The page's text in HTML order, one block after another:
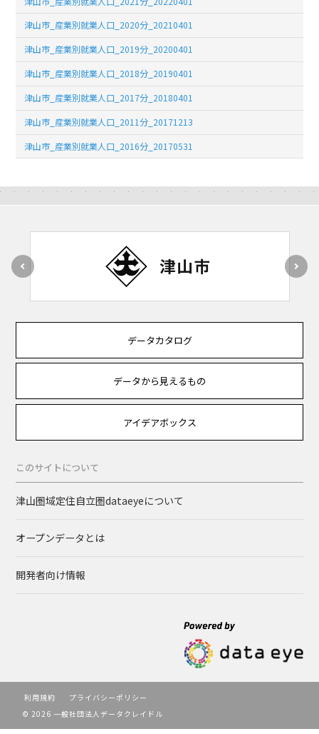
津山市_産業別就業人口_2020分_20210401
津山市_産業別就業人口_2019分_20200401
津山市_産業別就業人口_2018分_20190401
津山市_産業別就業人口_2017分_20180401
津山市_産業別就業人口_2011分_20171213
津山市_産業別就業人口_2016分_20170531
データカタログ
データから見えるもの
アイデアボックス
このサイトについて
津山圏域定住自立圏dataeyeについて
オープンデータとは
開発者向け情報
利用規約
プライバシーポリシー
© 2026 一般社団法人データクレイドル